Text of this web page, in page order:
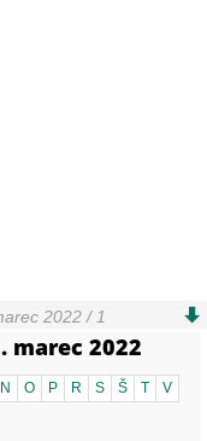
2022 / 1
marec 2022
N O P R S Š T
V